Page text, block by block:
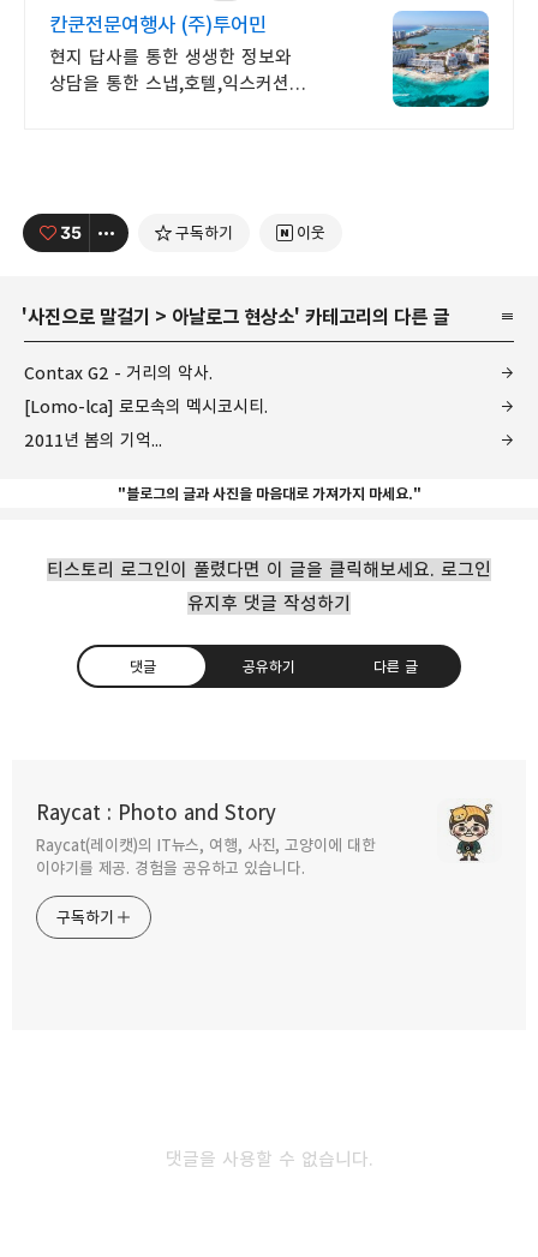
칸쿤전문여행사 (주)투어민
현지 답사를 통한 생생한 정보와
상담을 통한 스냅,호텔,익스커션
35 구독하기 이웃
'사진으로 말걸기 > 아날로그 현상소' 카테고리의 다른 글
Contax G2 - 거리의 악사.
[Lomo-lca] 로모속의 멕시코시티.
2011년 봄의 기억...
"블로그의 글과 사진을 마음대로 가져가지 마세요."
티스토리 로그인이 풀렸다면 이 글을 클릭해보세요. 로그인
유지후 댓글 작성하기
댓글 공유하기 다른 글
Raycat : Photo and Story
Raycat(레이캣)의 IT뉴스, 여행, 사진, 고양이에 대한
이야기를 제공. 경험을 공유하고 있습니다.
구독하기
댓글을 사용할 수 없습니다.
구독하기 카카오톡